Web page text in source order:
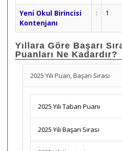
Yeni Okul Birincisi
Kontenjanı
: 1
Yıllara Göre Başarı
Puanları Ne Kadardır?
2025 Yılı Puan, Başarı Sırası
2025 Yılı Taban Puanı
2025 Yılı Başarı Sırası